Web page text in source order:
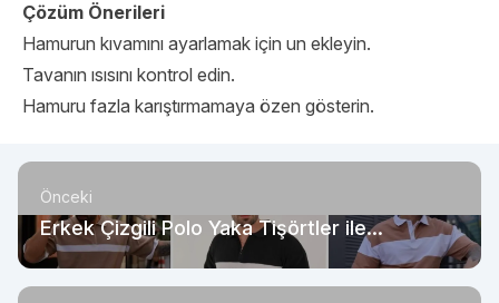
Çözüm Önerileri
Hamurun kıvamını ayarlamak için un ekleyin.
Tavanın ısısını kontrol edin.
Hamuru fazla karıştırmamaya özen gösterin.
Önceki
Erkek Çizgili Polo Yaka Tişörtler ile
Kombinler